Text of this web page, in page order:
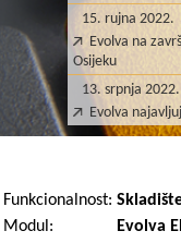
15. rujna 2022.
Evolva na
Osijeku
13. srpnja 2022.
Evolva
Funkcionalnost:
Modul:
Evolva